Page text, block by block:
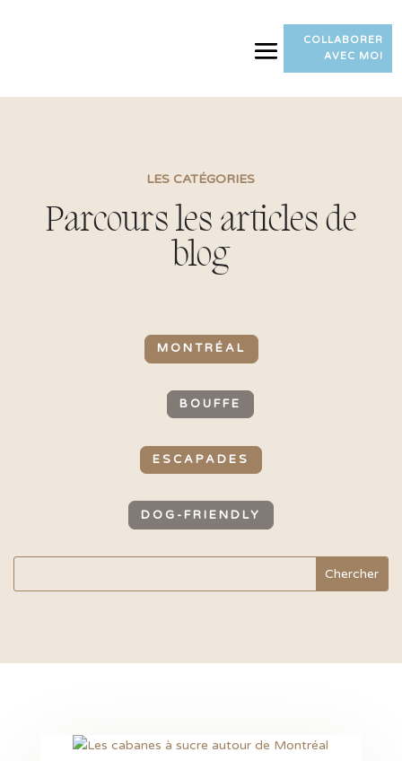
COLLABORER
AVEC MOI
LES CATÉGORIES
Parcours les articles de
blog
MONTRÉAL
BOUFFE
ESCAPADES
DOG-FRIENDLY